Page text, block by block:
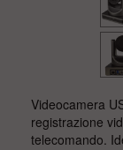
Videocamera
registrazione
telecomando.